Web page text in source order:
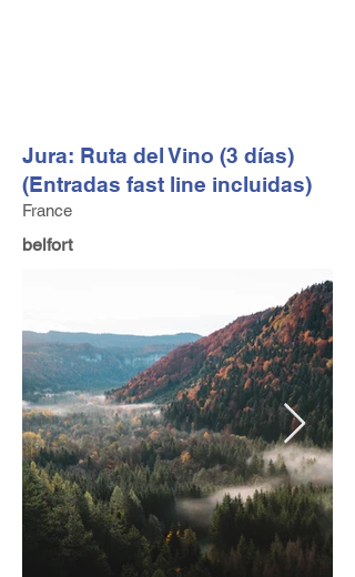
Jura: Ruta del Vino (3 días)
(Entradas fast line incluidas)
France
belfort